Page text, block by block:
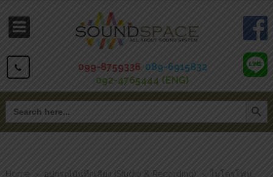
099-8759336, 089-6915832
092-4765444 (ENG)
for:
Search Button
Home > อุปกรณ์บันทึกเสียง (Studio & Recording) >
ไมโครโฟน